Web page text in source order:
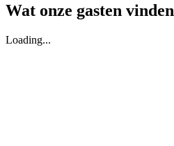
Wat onze gasten vinden
Loading...